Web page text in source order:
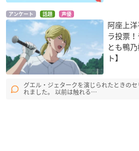
アンケート 話題 声優
阿座上
ラ投票
とも鴨
ト】
グエル・ジェタークを演じられたときの
れました。 以前は触れる…